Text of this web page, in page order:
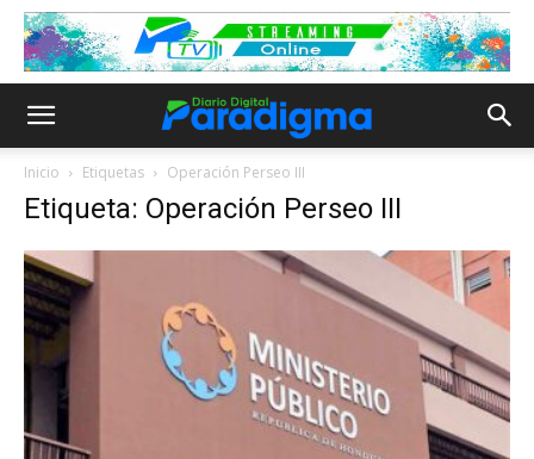
Inicio Etiquetas Operación Perseo III
Etiqueta: Operación Perseo III